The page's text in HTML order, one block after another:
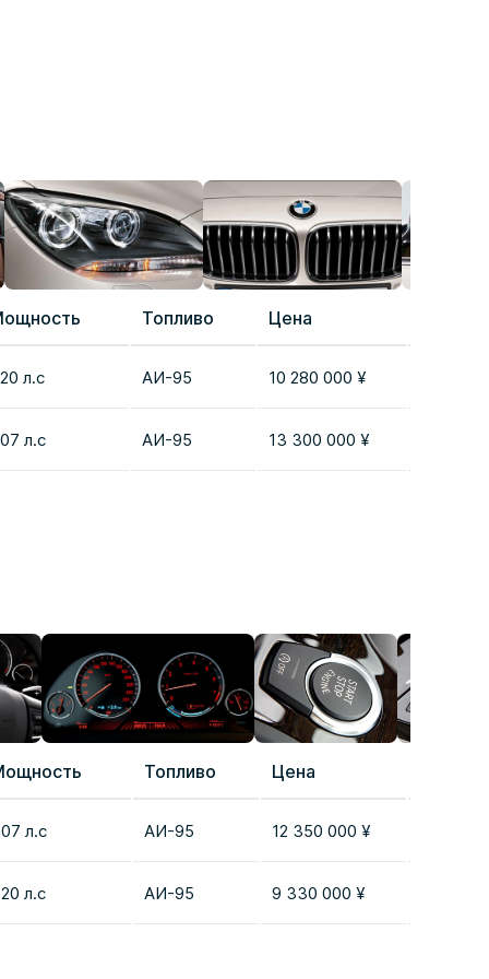
Топливо Цена
л.с AИ-95 10 280 000 ¥
л.с AИ-95 13 300 000 ¥
Топливо Цена
л.с AИ-95 12 350 000 ¥
л.с AИ-95 9 330 000 ¥